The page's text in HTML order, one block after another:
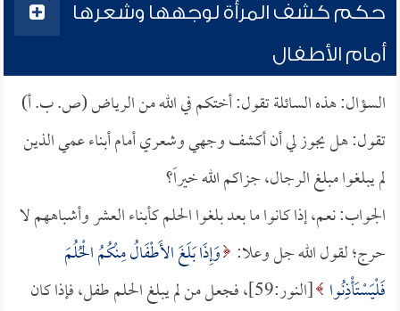
حكم كشف المرأة لوجهها وشعرها
أمام الأطفال
السؤال: هذه السائلة تقول: أختكم في الله من الرياض (ص. ب. أ)
تقول: هل يجوز لي أن أكشف وجهي وشعري أمام أبناء عمي الذين
لم يبلغوا مبلغ الرجال، جزاكم الله خيراً؟
الجواب: نعم، إذا كانوا ما بعد بلغوا الحلم كأبناء العشر وأشباههم لا
حرج؛ لقول الله جل وعلا: وَإِذَا بَلَغَ الأَطْفَالُ مِنْكُمُ الْحُلُمَ
فَلْيَسْتَأْذِنُوا
[النور:59]، فجعل من لم يبلغ الحلم طفل، فإذا كان